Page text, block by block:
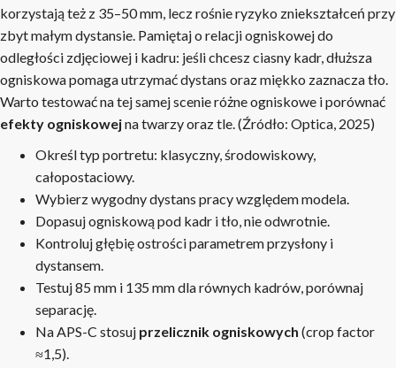
korzystają też z 35–50 mm, lecz rośnie ryzyko zniekształceń przy
zbyt małym dystansie. Pamiętaj o relacji ogniskowej do
odległości zdjęciowej i kadru: jeśli chcesz ciasny kadr, dłuższa
ogniskowa pomaga utrzymać dystans oraz miękko zaznacza tło.
Warto testować na tej samej scenie różne ogniskowe i porównać
efekty ogniskowejna twarzy oraz tle. (Źródło: Optica, 2025)
Określ typ portretu: klasyczny, środowiskowy,
całopostaciowy.
Wybierz wygodny dystans pracy względem modela.
Dopasuj ogniskową pod kadr i tło, nie odwrotnie.
Kontroluj głębię ostrości parametrem przysłony i
dystansem.
Testuj 85 mm i 135 mm dla równych kadrów, porównaj
separację.
Na APS-C stosuj przelicznik ogniskowych (crop factor
≈1,5).